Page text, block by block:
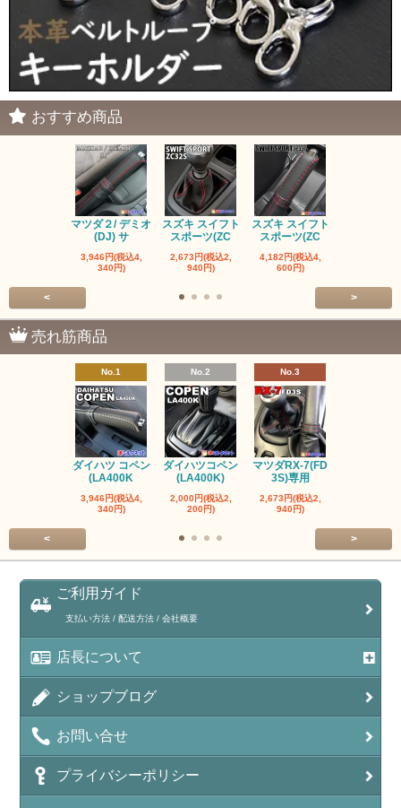
おすすめ商品
マツダ２/ デミオ
(DJ) サ
3,946円(税込4,
340円)
スズキ スイフト
スポーツ(ZC
2,673円(税込2,
940円)
スズキ スイフト
スポーツ(ZC
4,182円(税込4,
600円)
< >
売れ筋商品
No.1
ダイハツ コペン
(LA400K
3,946円(税込4,
340円)
No.2
ダイハツコペン
(LA400K)
2,000円(税込2,
200円)
No.3
マツダRX-7(FD
3S)専用
2,673円(税込2,
940円)
< >
ご利用ガイド
支払い方法 / 配送方法 / 会社概要
店長について
ショップブログ
お問い合せ
プライバシーポリシー